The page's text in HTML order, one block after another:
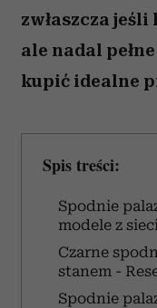
zwłaszcza
ale nadal
kupić idealne
Spis treści:
Spodnie
modele z
Czarne
stanem -
Spodnie